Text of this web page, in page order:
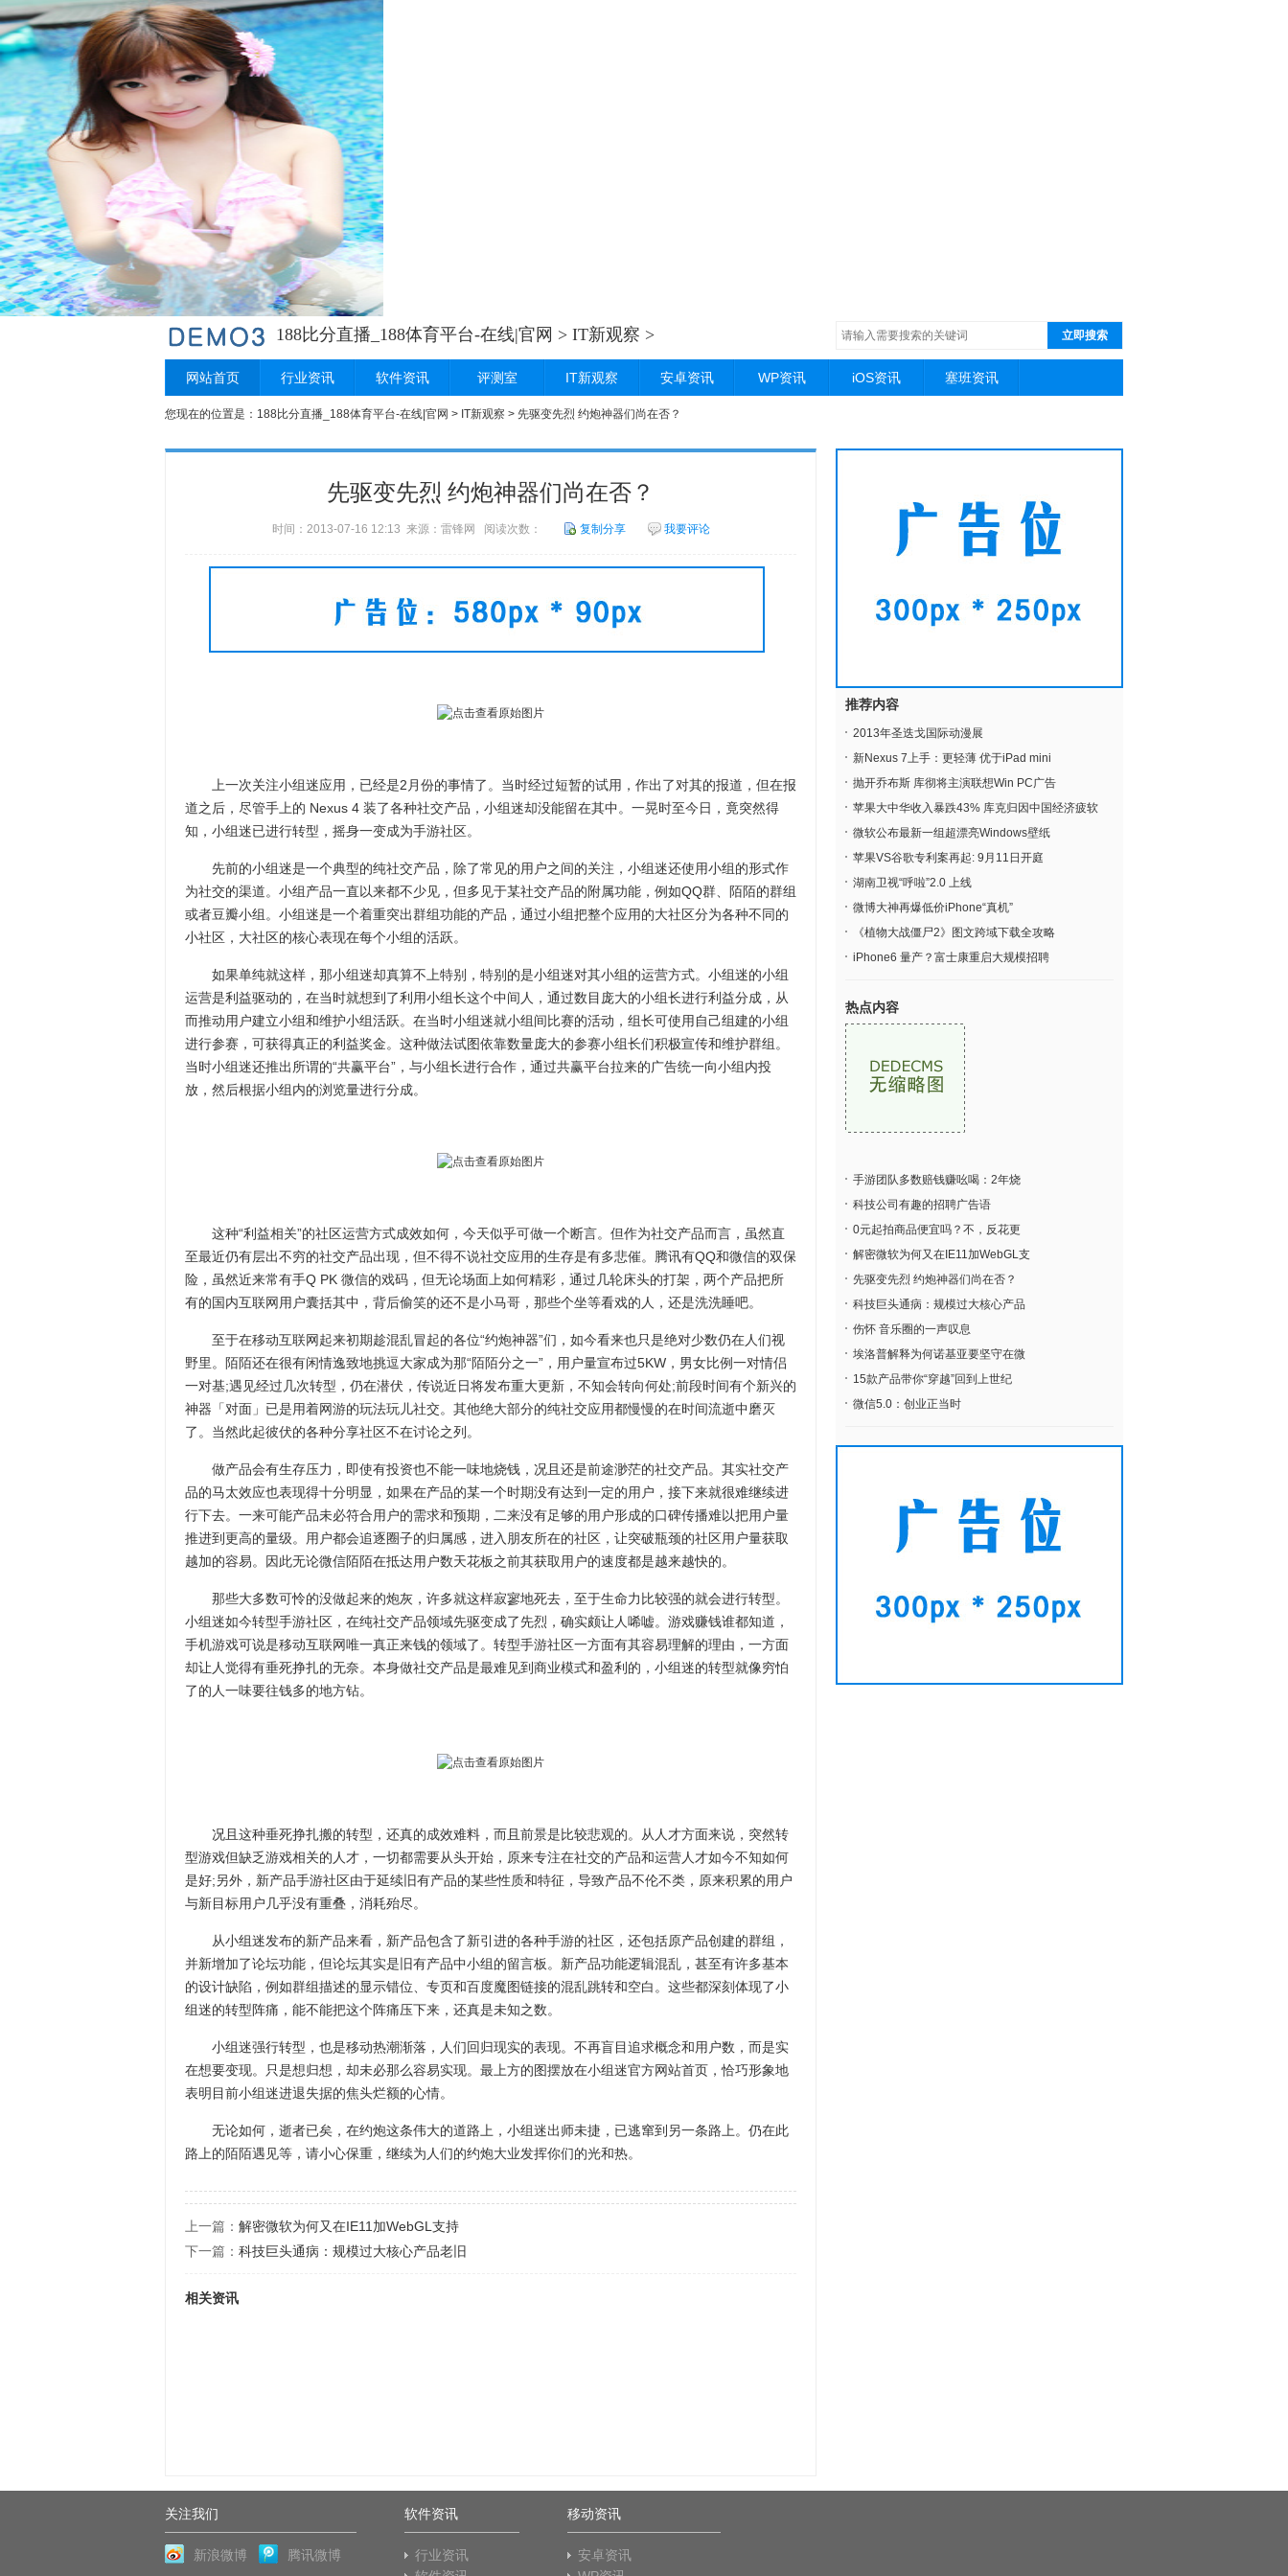
188比分直播_188体育平台-在线|官网 > IT新观察 > 立即搜索
网站首页 行业资讯 软件资讯 评测室 IT新观察 安卓资讯 WP资讯 iOS资讯 塞班资讯
您现在的位置是： 188比分直播_188体育平台-在线|官网 > IT新观察 > 先驱变先烈 约炮神器们尚在否？
先驱变先烈 约炮神器们尚在否？
时间：2013-07-16 12:13 来源：雷锋网 阅读次数： 复制分享 我要评论
上一次关注小组迷应用，已经是2月份的事情了。当时经过短暂的试用，作出了对其的报道，但在报
道之后，尽管手上的 Nexus 4 装了各种社交产品，小组迷却没能留在其中。一晃时至今日，竟突然得
知，小组迷已进行转型，摇身一变成为手游社区。
先前的小组迷是一个典型的纯社交产品，除了常见的用户之间的关注，小组迷还使用小组的形式作
为社交的渠道。小组产品一直以来都不少见，但多见于某社交产品的附属功能，例如QQ群、陌陌的群组
或者豆瓣小组。小组迷是一个着重突出群组功能的产品，通过小组把整个应用的大社区分为各种不同的
小社区，大社区的核心表现在每个小组的活跃。
如果单纯就这样，那小组迷却真算不上特别，特别的是小组迷对其小组的运营方式。小组迷的小组
运营是利益驱动的，在当时就想到了利用小组长这个中间人，通过数目庞大的小组长进行利益分成，从
而推动用户建立小组和维护小组活跃。在当时小组迷就小组间比赛的活动，组长可使用自己组建的小组
进行参赛，可获得真正的利益奖金。这种做法试图依靠数量庞大的参赛小组长们积极宣传和维护群组。
当时小组迷还推出所谓的“共赢平台”，与小组长进行合作，通过共赢平台拉来的广告统一向小组内投
放，然后根据小组内的浏览量进行分成。
这种“利益相关”的社区运营方式成效如何，今天似乎可做一个断言。但作为社交产品而言，虽然直
至最近仍有层出不穷的社交产品出现，但不得不说社交应用的生存是有多悲催。腾讯有QQ和微信的双保
险，虽然近来常有手Q PK 微信的戏码，但无论场面上如何精彩，通过几轮床头的打架，两个产品把所
有的国内互联网用户囊括其中，背后偷笑的还不是小马哥，那些个坐等看戏的人，还是洗洗睡吧。
至于在移动互联网起来初期趁混乱冒起的各位“约炮神器”们，如今看来也只是绝对少数仍在人们视
野里。陌陌还在很有闲情逸致地挑逗大家成为那“陌陌分之一”，用户量宣布过5KW，男女比例一对情侣
一对基;遇见经过几次转型，仍在潜伏，传说近日将发布重大更新，不知会转向何处;前段时间有个新兴的
神器「对面」已是用着网游的玩法玩儿社交。其他绝大部分的纯社交应用都慢慢的在时间流逝中磨灭
了。当然此起彼伏的各种分享社区不在讨论之列。
做产品会有生存压力，即使有投资也不能一味地烧钱，况且还是前途渺茫的社交产品。其实社交产
品的马太效应也表现得十分明显，如果在产品的某一个时期没有达到一定的用户，接下来就很难继续进
行下去。一来可能产品未必符合用户的需求和预期，二来没有足够的用户形成的口碑传播难以把用户量
推进到更高的量级。用户都会追逐圈子的归属感，进入朋友所在的社区，让突破瓶颈的社区用户量获取
越加的容易。因此无论微信陌陌在抵达用户数天花板之前其获取用户的速度都是越来越快的。
那些大多数可怜的没做起来的炮灰，许多就这样寂寥地死去，至于生命力比较强的就会进行转型。
小组迷如今转型手游社区，在纯社交产品领域先驱变成了先烈，确实颇让人唏嘘。游戏赚钱谁都知道，
手机游戏可说是移动互联网唯一真正来钱的领域了。转型手游社区一方面有其容易理解的理由，一方面
却让人觉得有垂死挣扎的无奈。本身做社交产品是最难见到商业模式和盈利的，小组迷的转型就像穷怕
了的人一味要往钱多的地方钻。
况且这种垂死挣扎搬的转型，还真的成效难料，而且前景是比较悲观的。从人才方面来说，突然转
型游戏但缺乏游戏相关的人才，一切都需要从头开始，原来专注在社交的产品和运营人才如今不知如何
是好;另外，新产品手游社区由于延续旧有产品的某些性质和特征，导致产品不伦不类，原来积累的用户
与新目标用户几乎没有重叠，消耗殆尽。
从小组迷发布的新产品来看，新产品包含了新引进的各种手游的社区，还包括原产品创建的群组，
并新增加了论坛功能，但论坛其实是旧有产品中小组的留言板。新产品功能逻辑混乱，甚至有许多基本
的设计缺陷，例如群组描述的显示错位、专页和百度魔图链接的混乱跳转和空白。这些都深刻体现了小
组迷的转型阵痛，能不能把这个阵痛压下来，还真是未知之数。
小组迷强行转型，也是移动热潮渐落，人们回归现实的表现。不再盲目追求概念和用户数，而是实
在想要变现。只是想归想，却未必那么容易实现。最上方的图摆放在小组迷官方网站首页，恰巧形象地
表明目前小组迷进退失据的焦头烂额的心情。
无论如何，逝者已矣，在约炮这条伟大的道路上，小组迷出师未捷，已逃窜到另一条路上。仍在此
路上的陌陌遇见等，请小心保重，继续为人们的约炮大业发挥你们的光和热。
上一篇： 解密微软为何又在IE11加WebGL支持
下一篇： 科技巨头通病：规模过大核心产品老旧
相关资讯
推荐内容
2013年圣迭戈国际动漫展
新Nexus 7上手：更轻薄 优于iPad mini
抛开乔布斯 库彻将主演联想Win PC广告
苹果大中华收入暴跌43% 库克归因中国经济疲软
微软公布最新一组超漂亮Windows壁纸
苹果VS谷歌专利案再起: 9月11日开庭
湖南卫视“呼啦”2.0 上线
微博大神再爆低价iPhone“真机”
《植物大战僵尸2》图文跨域下载全攻略
iPhone6 量产？富士康重启大规模招聘
热点内容
手游团队多数赔钱赚吆喝：2年烧
科技公司有趣的招聘广告语
0元起拍商品便宜吗？不，反花更
解密微软为何又在IE11加WebGL支
先驱变先烈 约炮神器们尚在否？
科技巨头通病：规模过大核心产品
伤怀 音乐圈的一声叹息
埃洛普解释为何诺基亚要坚守在微
15款产品带你“穿越”回到上世纪
微信5.0：创业正当时
关注我们
新浪微博 腾讯微博
软件资讯
行业资讯
移动资讯
安卓资讯